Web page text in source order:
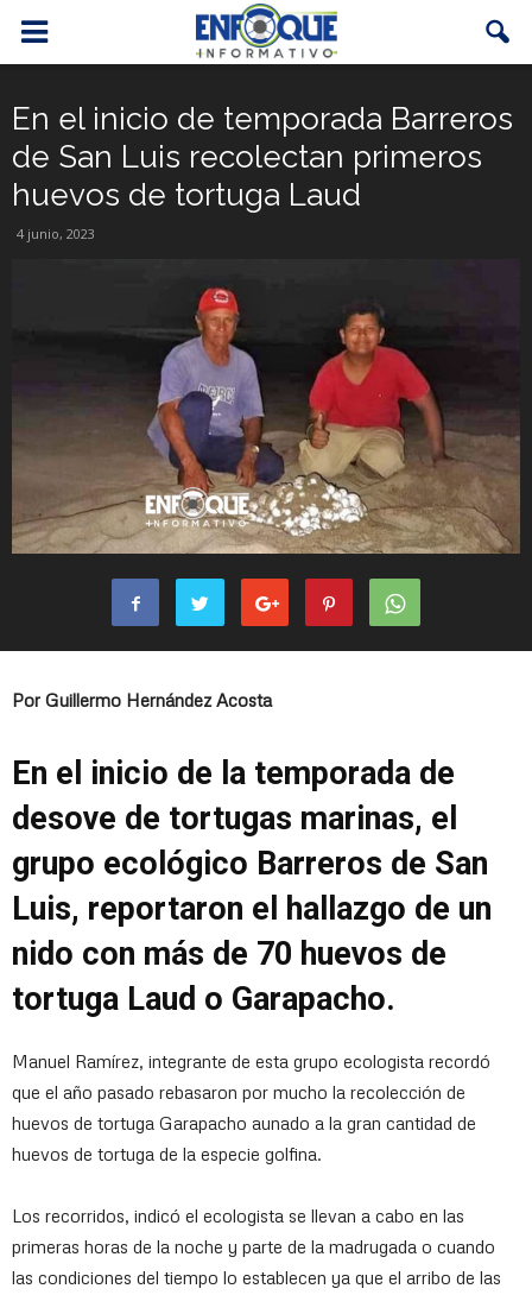
En el inicio de temporada Barreros
de San Luis recolectan primeros
huevos de tortuga Laud
4 junio, 2023
Por Guillermo Hernández Acosta
En el inicio de la temporada de
desove de tortugas marinas, el
grupo ecológico Barreros de San
Luis, reportaron el hallazgo de un
nido con más de 70 huevos de
tortuga Laud o Garapacho.
Manuel Ramírez, integrante de esta grupo ecologista recordó
que el año pasado rebasaron por mucho la recolección de
huevos de tortuga Garapacho aunado a la gran cantidad de
huevos de tortuga de la especie golfina.
Los recorridos, indicó el ecologista se llevan a cabo en las
primeras horas de la noche y parte de la madrugada o cuando
las condiciones del tiempo lo establecen ya que el arribo de las